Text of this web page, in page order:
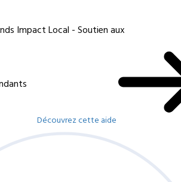
Impact Local - Soutien aux
Découvrez cette aide